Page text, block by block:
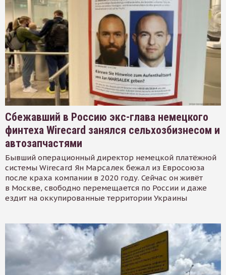
Сбежавший в Россию экс-глава немецкого
финтеха Wirecard занялся сельхозбизнесом и
автозапчастями
Бывший операционный директор немецкой платёжной
системы Wirecard Ян Марсалек бежал из Евросоюза
после краха компании в 2020 году. Сейчас он живёт
в Москве, свободно перемещается по России и даже
ездит на оккупированные территории Украины